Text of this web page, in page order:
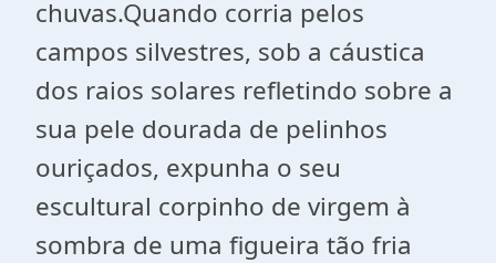
chuvas.Quando corria pelos
campos silvestres, sob a cáustica
dos raios solares refletindo sobre a
sua pele dourada de pelinhos
ouriçados, expunha o seu
escultural corpinho de virgem à
sombra de uma figueira tão fria